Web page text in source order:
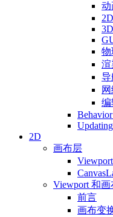
动
物
渲
导
编
2D
画布层
Viewport 和
前言
画布变